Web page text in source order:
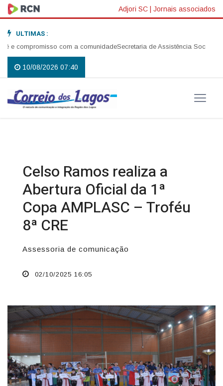
Adjori SC | Jornais associados
ULTIMAS :
com a comunidadeSecretaria de Assistência Social realiza
10/08/2026 07:40
Celso Ramos realiza a
Abertura Oficial da 1ª
Copa AMPLASC – Troféu
8ª CRE
Assessoria de comunicação
02/10/2025 16:05